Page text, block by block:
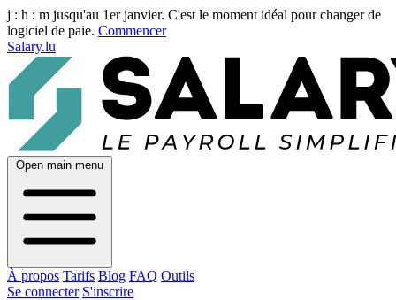
j : h : m jusqu'au 1er janvier. C'est le moment idéal pour changer de
logiciel de paie. Commencer
Salary.lu
Open main menu
À propos Tarifs Blog FAQ Outils
Se connecter S'inscrire